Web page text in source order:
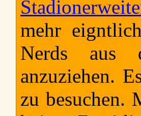
mehr
Nerds aus
anzuziehen.
zu besuchen.